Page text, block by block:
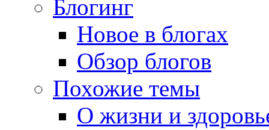
Блогинг
Новое в блогах
Обзор блогов
Похожие темы
О жизни и